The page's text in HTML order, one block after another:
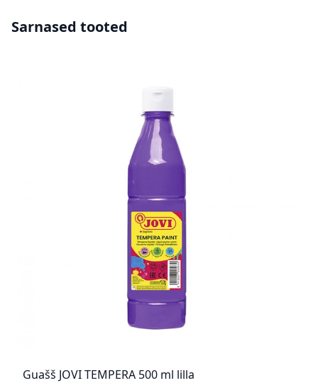
Sarnased tooted
Guašš JOVI TEMPERA 500 ml lilla